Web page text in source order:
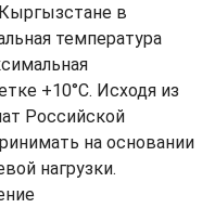
в
температура
+10°C. Исходя из
Российской
на основании
нагрузки.